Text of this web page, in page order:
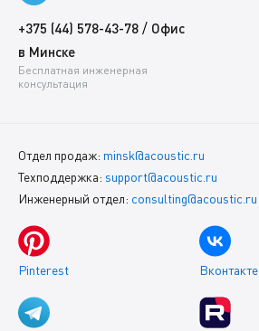
+375 (44) 578-43-78 / Офис
в Минске
Бесплатная инженерная
консультация
Отдел продаж: minsk@acoustic.ru
Техподдержка: support@acoustic.ru
Инженерный отдел: consulting@acoustic.ru
Pinterest Вконтакте